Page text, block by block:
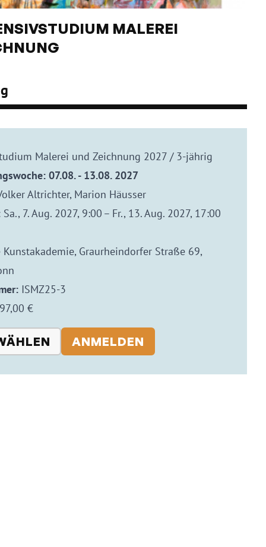
MALEREI
Malerei und Zeichnung 2027 / 3-jährig
07.08. - 13.08. 2027
Altrichter, Marion Häusser
Sa., 7. Aug. 2027, 9:00 – Fr., 13. Aug. 2027, 17:00
Graurheindorfer Straße 69,
ISMZ25-3
€
ANMELDEN